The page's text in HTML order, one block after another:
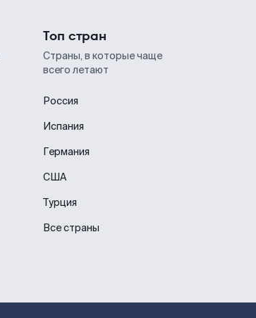
Топ стран
Страны, в которые чаще
всего летают
Россия
Испания
Германия
США
Турция
Все страны